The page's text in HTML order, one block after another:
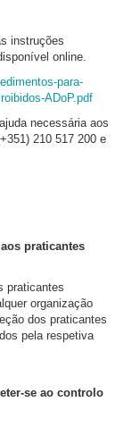
instruções
online.
para-
ADoP.pdf
necessária aos
210 517 200 e
praticantes
praticantes
organização
dos praticantes
pela respetiva
se ao controlo